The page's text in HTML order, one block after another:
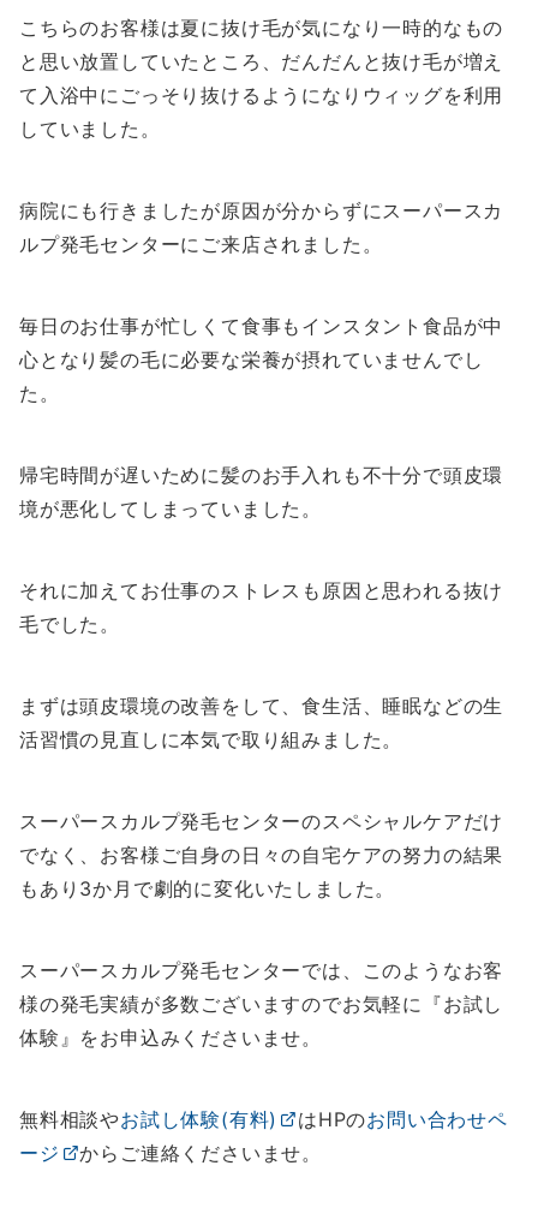
こちらのお客様は夏に抜け毛が気になり一時的なもの
と思い放置していたところ、だんだんと抜け毛が増え
て入浴中にごっそり抜けるようになりウィッグを利用
していました。
病院にも行きましたが原因が分からずにスーパースカ
ルプ発毛センターにご来店されました。
毎日のお仕事が忙しくて食事もインスタント食品が中
心となり髪の毛に必要な栄養が摂れていませんでし
た。
帰宅時間が遅いために髪のお手入れも不十分で頭皮環
境が悪化してしまっていました。
それに加えてお仕事のストレスも原因と思われる抜け
毛でした。
まずは頭皮環境の改善をして、食生活、睡眠などの生
活習慣の見直しに本気で取り組みました。
スーパースカルプ発毛センターのスペシャルケアだけ
でなく、お客様ご自身の日々の自宅ケアの努力の結果
もあり3か月で劇的に変化いたしました。
スーパースカルプ発毛センターでは、このようなお客
様の発毛実績が多数ございますのでお気軽に『お試し
体験』をお申込みくださいませ。
無料相談やお試し体験(有料) はHPのお問い合わせペ
ージ
からご連絡くださいませ。